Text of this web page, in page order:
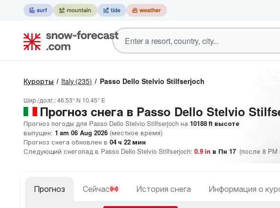
Курорты Italy (235) Passo Dello Stelvio Stilfserjoch
Шир./долг.:46.53° N 10.45° E
Прогноз снега в Passo Dello Stelvio
Прогноз погоды для Passo Dello Stelvio Stilfserjoch на 10188ft высоте
выпущен: 1 am 06 Aug 2026 (местное время)
Прогноз снега обновлен в 04 ч 22 мин
Следующий снегопад в Passo Dello Stelvio Stilfserjoch: 0.9in в Пн 17 (после 8
Прогноз Сейчас История снега Информация о